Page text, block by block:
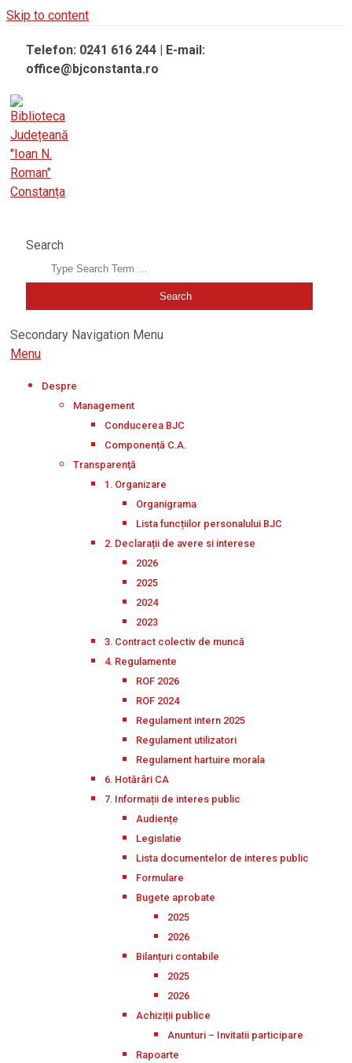
Skip to content
Telefon: 0241 616 244 | E-mail:
office@bjconstanta.ro
Search
Secondary Navigation Menu
Menu
Despre
Management
Conducerea BJC
Componență C.A.
Transparenţă
1. Organizare
Organigrama
Lista funcțiilor personalului BJC
2. Declarații de avere si interese
2026
2025
2024
2023
3. Contract colectiv de muncă
4. Regulamente
ROF 2026
ROF 2024
Regulament intern 2025
Regulament utilizatori
Regulament hartuire morala
6. Hotărâri CA
7. Informații de interes public
Audiențe
Legislatie
Lista documentelor de interes public
Formulare
Bugete aprobate
2025
2026
Bilanțuri contabile
2025
2026
Achiziții publice
Anunturi – Invitatii participare
Rapoarte